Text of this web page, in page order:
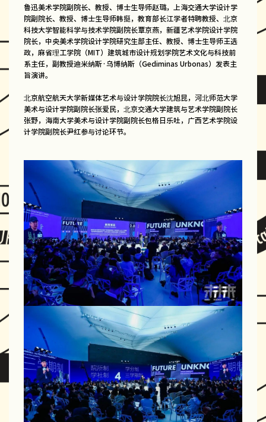
鲁迅美术学院副院长、教授、博士生导师赵璐，上海交通大学设计学
院副院长、教授、博士生导师韩挺，教育部长江学者特聘教授、北京
科技大学智能科学与技术学院副院长覃京燕，新疆艺术学院设计学院
院长，中央美术学院设计学院研究生部主任、教授、博士生导师王选
政，麻省理工学院（MIT）建筑城市设计规划学院艺术文化与科技前
系主任，副教授迪米纳斯·乌博纳斯（Gediminas Urbonas）发表主
旨演讲。
北京航空航天大学新媒体艺术与设计学院院长沈旭昆，河北师范大学
美术与设计学院副院长张爱民，北京交通大学建筑与艺术学院副院长
张野，海南大学美术与设计学院副院长包格日乐吐，广西艺术学院设
计学院副院长尹红参与讨论环节。